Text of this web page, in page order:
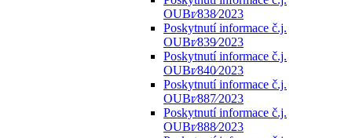
OUBr⁄838⁄2023
Poskytnutí informace č.j.
OUBr⁄839⁄2023
Poskytnutí informace č.j.
OUBr⁄840⁄2023
Poskytnutí informace č.j.
OUBr⁄887⁄2023
Poskytnutí informace č.j.
OUBr⁄888⁄2023